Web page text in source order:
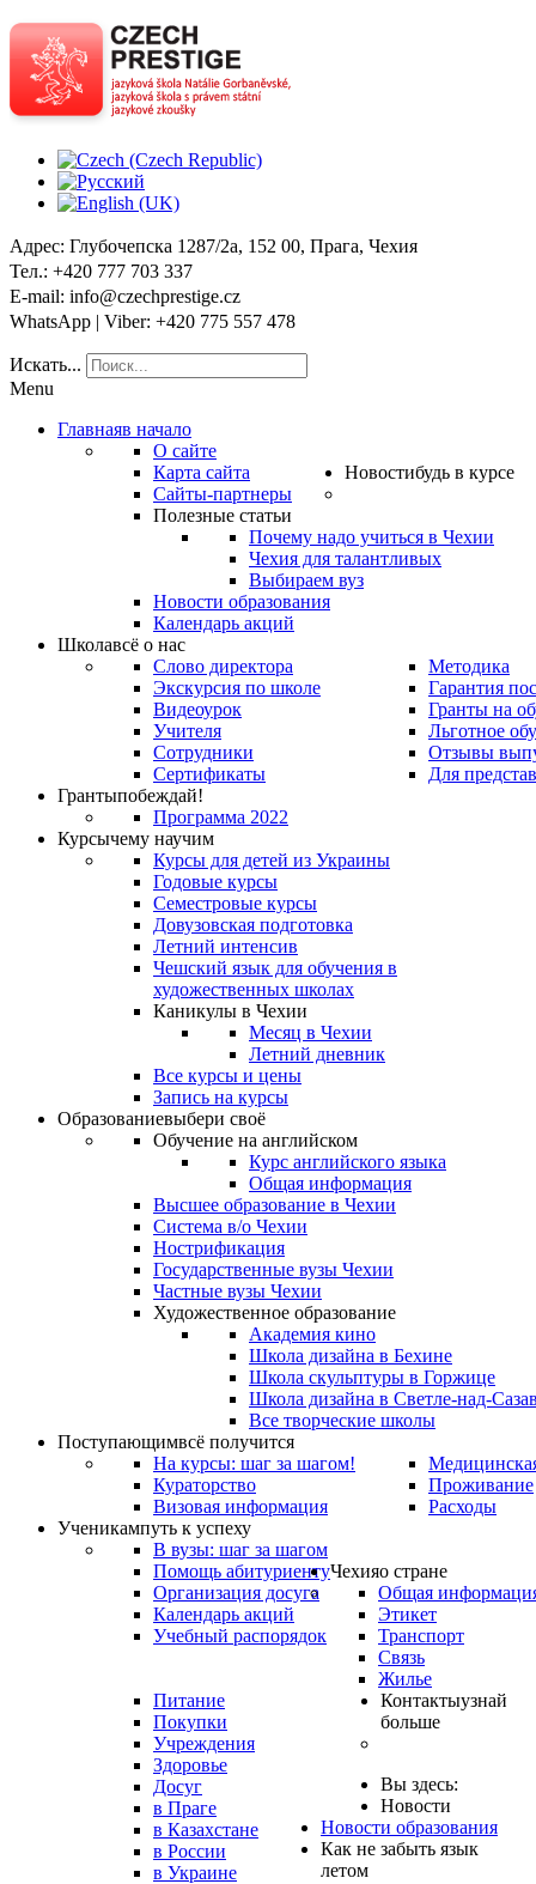
Адрес: Глубочепска 1287/2a, 152 00, Прага, Чехия
Тел.: +420 777 703 337
E-mail: info@czechprestige.cz
WhatsApp | Viber: +420 775 557 478
Искать...
Menu
Главнаяв начало
О сайте
Карта сайта
Сайты-партнеры
Новостибудь в курсе
Полезные статьи
Почему надо учиться в Чехии
Чехия для талантливых
Выбираем вуз
Новости образования
Календарь акций
Школавсё о нас
Слово директора
Экскурсия по школе
Видеоурок
Учителя
Сотрудники
Сертификаты
Методика
Гарантия
Гранты на
Льготное
Отзывы
Для
Грантыпобеждай!
Программа 2022
Курсычему научим
Курсы для детей из Украины
Годовые курсы
Семестровые курсы
Довузовская подготовка
Летний интенсив
Чешский язык для обучения в
художественных школах
Каникулы в Чехии
Месяц в Чехии
Летний дневник
Все курсы и цены
Запись на курсы
Образованиевыбери своё
Обучение на английском
Курс английского языка
Общая информация
Высшее образование в Чехии
Система в/о Чехии
Нострификация
Государственные вузы Чехии
Частные вузы Чехии
Художественное образование
Академия кино
Школа дизайна в Бехине
Школа скульптуры в Горжице
Школа дизайна в Светле-над-
Все творческие школы
Поступающимвсё получится
На курсы: шаг за шагом!
Кураторство
Визовая информация
Проживание
Расходы
Ученикампуть к успеху
В вузы: шаг за шагом
Помощь абитуриенту
Организация досуга
Календарь акций
Учебный распорядок
Чехияо стране
Общая
Этикет
Транспорт
Связь
Жилье
Питание
Покупки
Учреждения
Здоровье
Досуг
Контактыузнай
больше
в Праге
в Казахстане
в России
в Украине
Вы здесь:
Новости
Новости образования
Как не забыть язык
летом